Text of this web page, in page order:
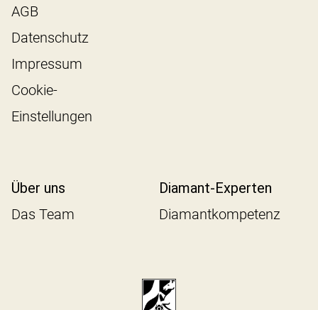
AGB
Datenschutz
Impressum
Cookie-
Einstellungen
Über uns
Das Team
Diamant-Experten
Diamantkompetenz